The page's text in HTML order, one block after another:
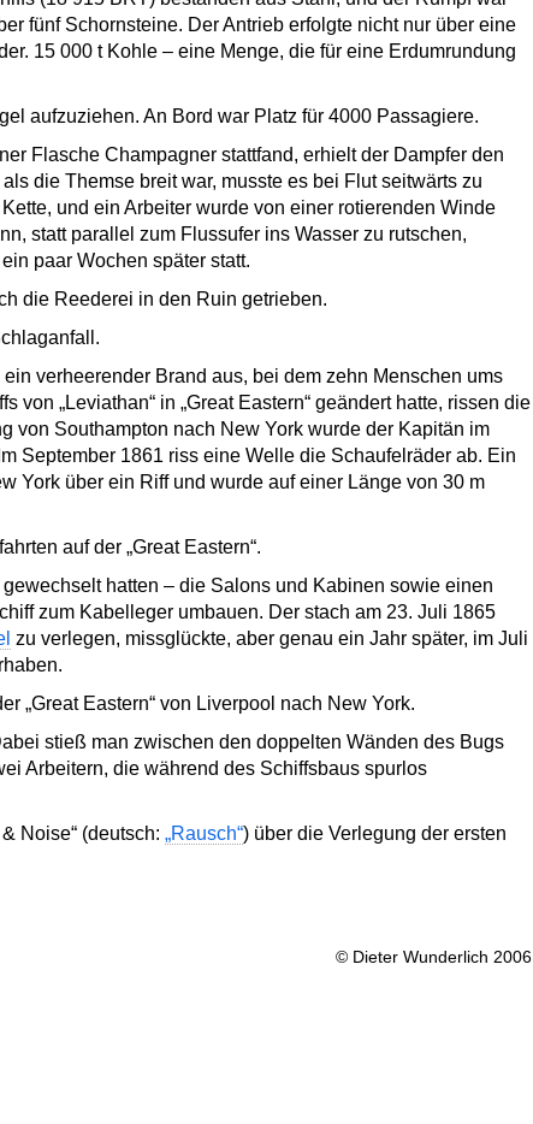
fünf Schornsteine. Der Antrieb erfolgte nicht nur über eine
15 000 t Kohle – eine Menge, die für eine Erdumrundung
aufzuziehen. An Bord war Platz für 4000 Passagiere.
Flasche Champagner stattfand, erhielt der Dampfer den
die Themse breit war, musste es bei Flut seitwärts zu
und ein Arbeiter wurde von einer rotierenden Winde
statt parallel zum Flussufer ins Wasser zu rutschen,
paar Wochen später statt.
die Reederei in den Ruin getrieben.
verheerender Brand aus, bei dem zehn Menschen ums
von „Leviathan“ in „Great Eastern“ geändert hatte, rissen die
von Southampton nach New York wurde der Kapitän im
September 1861 riss eine Welle die Schaufelräder ab. Ein
York über ein Riff und wurde auf einer Länge von 30 m
auf der „Great Eastern“.
hatten – die Salons und Kabinen sowie einen
zum Kabelleger umbauen. Der stach am 23. Juli 1865
zu verlegen, missglückte, aber genau ein Jahr später, im Juli
„Great Eastern“ von Liverpool nach New York.
stieß man zwischen den doppelten Wänden des Bugs
Arbeitern, die während des Schiffsbaus spurlos
Noise“ (deutsch: „Rausch“) über die Verlegung der ersten
© Dieter Wunderlich 2006